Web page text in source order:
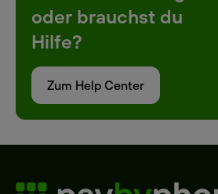
oder brauchst du
Hilfe?
Zum Help Center